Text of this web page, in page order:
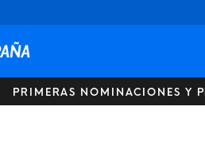
PRIMERAS NOMINACIONES Y